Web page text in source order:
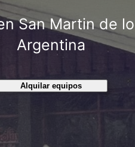
San Martin de
Argentina
Alquilar equipos